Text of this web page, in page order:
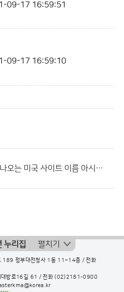
09-17 16:59:51
09-17 16:59:10
북극진동지수 나오는 미국 사이트 이름 아시는분..
누리집 펼치기
189 정부대전청사 1동 11~14층 / 전화
대방로16길 61 / 전화(02)2181-0900